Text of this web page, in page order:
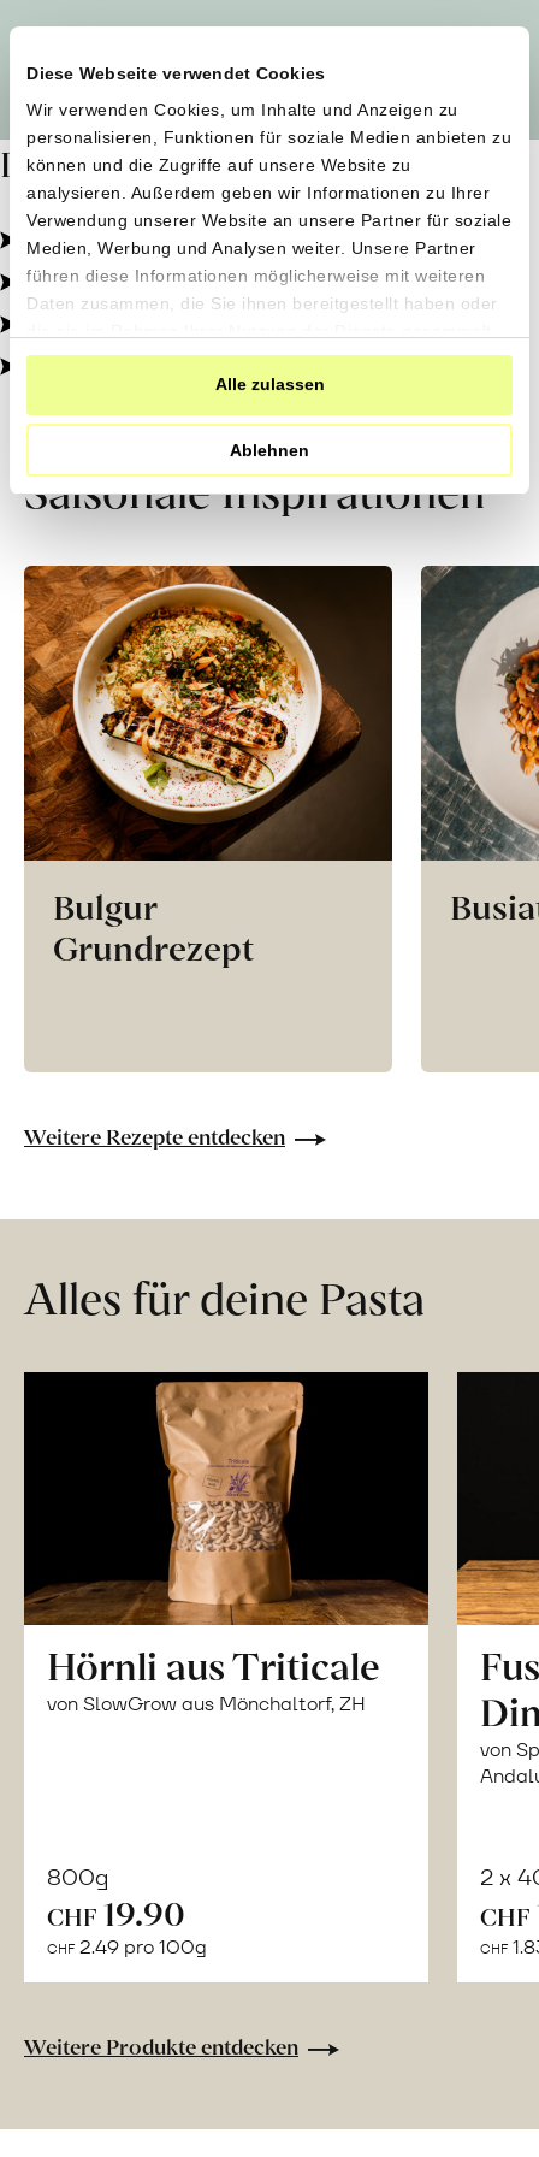
Diese Webseite verwendet Cookies
Wir verwenden Cookies, um Inhalte und Anzeigen zu
personalisieren, Funktionen für soziale Medien anbieten zu
können und die Zugriffe auf unsere Website zu
analysieren. Außerdem geben wir Informationen zu Ihrer
Verwendung unserer Website an unsere Partner für soziale
Medien, Werbung und Analysen weiter. Unsere Partner
führen diese Informationen möglicherweise mit weiteren
Daten zusammen, die Sie ihnen bereitgestellt haben oder
haben.
Alle zulassen
Ablehnen
Dafür stehen wir
Pestizidfrei angebaut, schonend verarbeitet.
Natürliche Zutaten, echter Geschmack.
Von kleinen Höfen, direkt zu dir.
100% transparent, 0% Zusatzstoffe.
Saisonale Inspirationen
Bulgur
Grundrezept
Weitere Rezepte entdecken
Alles für deine Pasta
Hörnli aus Triticale
von SlowGrow aus Mönchaltorf, ZH
800g
CHF 19.90
CHF 2.49 pro 100g
von
2 x
CHF
CHF
Weitere Produkte entdecken